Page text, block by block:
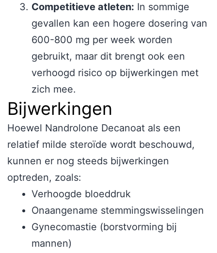
Competitieve atleten: In sommige
gevallen kan een hogere dosering van
600-800 mg per week worden
gebruikt, maar dit brengt ook een
verhoogd risico op bijwerkingen met
zich mee.
Bijwerkingen
Hoewel Nandrolone Decanoat als een
relatief milde steroïde wordt beschouwd,
kunnen er nog steeds bijwerkingen
optreden, zoals:
Verhoogde bloeddruk
Onaangename stemmingswisselingen
Gynecomastie (borstvorming bij
mannen)